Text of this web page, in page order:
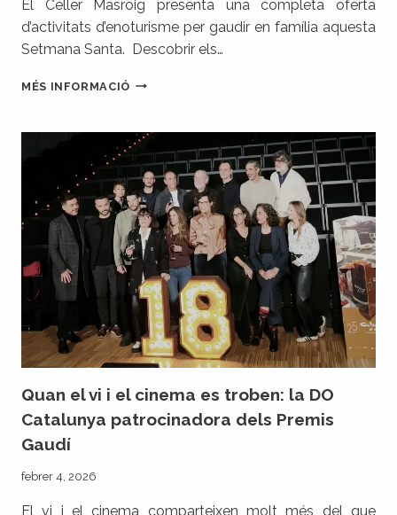
El Celler Masroig presenta una completa oferta
d’activitats d’enoturisme per gaudir en família aquesta
Setmana Santa. Descobrir els…
MÉS INFORMACIÓCELLER
PER
GAUDIR
EN
FAMÍLIA
AQUESTA
SETMANA
SANTA
Quan el vi i el cinema es troben: la DO
Catalunya patrocinadora dels Premis
Gaudí
febrer 4, 2026
El vi i el cinema comparteixen molt més del que